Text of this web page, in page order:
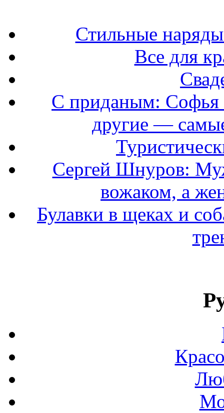
Стильные
Все для
С приданым: Софья
другие —
Сергей Шнуров:
вожаком, а
Булавки в щеках и